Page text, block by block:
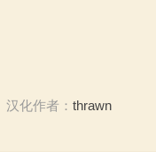
汉化作者： thrawn